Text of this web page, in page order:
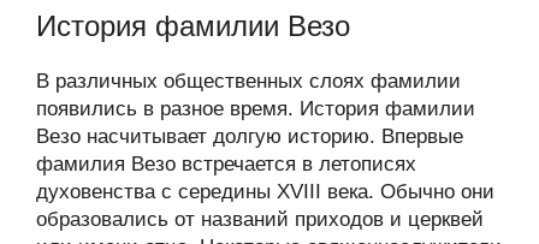
История фамилии Везо
В различных общественных слоях фамилии
появились в разное время. История фамилии
Везо насчитывает долгую историю. Впервые
фамилия Везо встречается в летописях
духовенства с середины XVIII века. Обычно они
образовались от названий приходов и церквей